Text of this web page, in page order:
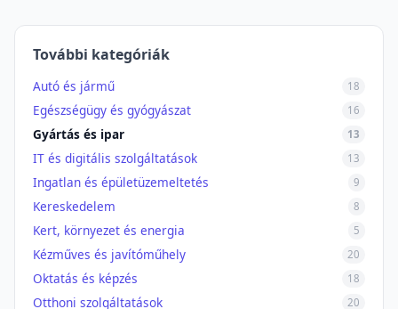
További kategóriák
Autó és jármű 18
Egészségügy és gyógyászat 16
Gyártás és ipar 13
IT és digitális szolgáltatások 13
Ingatlan és épületüzemeltetés 9
Kereskedelem 8
Kert, környezet és energia 5
Kézműves és javítóműhely 20
Oktatás és képzés 18
Otthoni szolgáltatások 20